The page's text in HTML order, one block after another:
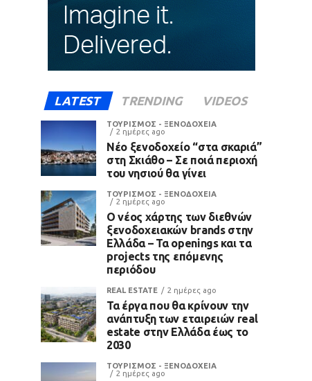
LATEST TRENDING VIDEOS
ΤΟΥΡΙΣΜΟΣ - ΞΕΝΟΔΟΧΕΙΑ
2 ημέρες ago
Νέο ξενοδοχείο “στα σκαριά”
στη Σκιάθο – Σε ποιά περιοχή
του νησιού θα γίνει
ΤΟΥΡΙΣΜΟΣ - ΞΕΝΟΔΟΧΕΙΑ
2 ημέρες ago
Ο νέος χάρτης των διεθνών
ξενοδοχειακών brands στην
Ελλάδα – Τα openings και τα
projects της επόμενης
περιόδου
REAL ESTATE 2 ημέρες ago
Τα έργα που θα κρίνουν την
ανάπτυξη των εταιρειών real
estate στην Ελλάδα έως το
2030
ΤΟΥΡΙΣΜΟΣ - ΞΕΝΟΔΟΧΕΙΑ
2 ημέρες ago